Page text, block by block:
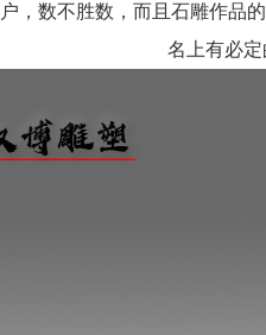
，数不胜数，而且石雕作品
名上有必